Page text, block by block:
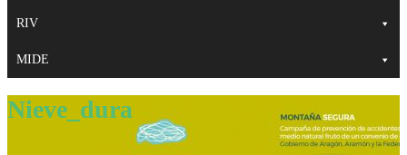
RIV
MIDE
Nieve_dura